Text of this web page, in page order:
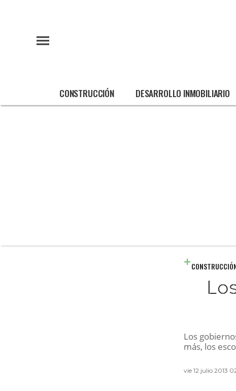
CONSTRUCCIÓN DESARROLLO INMOBILIARIO
Los
más, los
vie 12 julio 2013